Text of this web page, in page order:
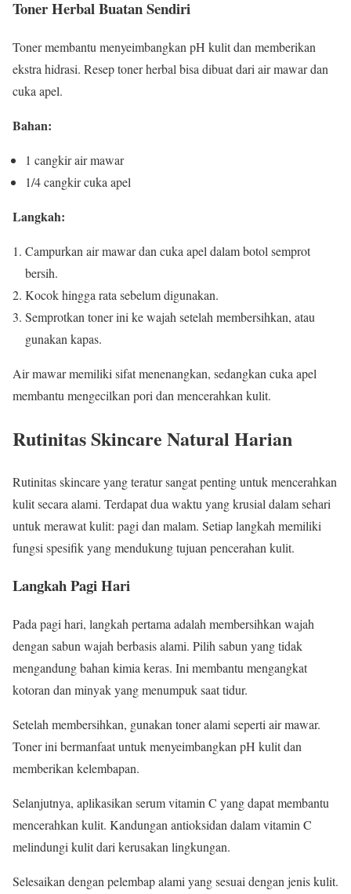
Toner Herbal Buatan Sendiri
Toner membantu menyeimbangkan pH kulit dan memberikan
ekstra hidrasi. Resep toner herbal bisa dibuat dari air mawar dan
cuka apel.
Bahan:
1 cangkir air mawar
1/4 cangkir cuka apel
Langkah:
Campurkan air mawar dan cuka apel dalam botol semprot
bersih.
Kocok hingga rata sebelum digunakan.
Semprotkan toner ini ke wajah setelah membersihkan, atau
gunakan kapas.
Air mawar memiliki sifat menenangkan, sedangkan cuka apel
membantu mengecilkan pori dan mencerahkan kulit.
Rutinitas Skincare Natural Harian
Rutinitas skincare yang teratur sangat penting untuk mencerahkan
kulit secara alami. Terdapat dua waktu yang krusial dalam sehari
untuk merawat kulit: pagi dan malam. Setiap langkah memiliki
fungsi spesifik yang mendukung tujuan pencerahan kulit.
Langkah Pagi Hari
Pada pagi hari, langkah pertama adalah membersihkan wajah
dengan sabun wajah berbasis alami. Pilih sabun yang tidak
mengandung bahan kimia keras. Ini membantu mengangkat
kotoran dan minyak yang menumpuk saat tidur.
Setelah membersihkan, gunakan toner alami seperti air mawar.
Toner ini bermanfaat untuk menyeimbangkan pH kulit dan
memberikan kelembapan.
Selanjutnya, aplikasikan serum vitamin C yang dapat membantu
mencerahkan kulit. Kandungan antioksidan dalam vitamin C
melindungi kulit dari kerusakan lingkungan.
Selesaikan dengan pelembap alami yang sesuai dengan jenis kulit.